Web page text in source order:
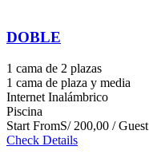
DOBLE
1 cama de 2 plazas
1 cama de plaza y media
Internet Inalámbrico
Piscina
Start FromS/ 200,00 / Guest
Check Details